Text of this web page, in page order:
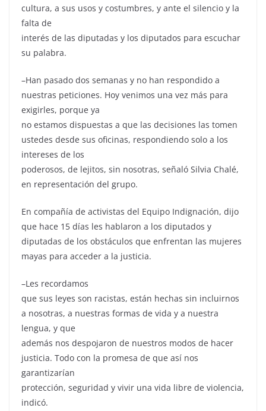
cultura, a sus usos y costumbres, y ante el silencio y la
falta de
interés de las diputadas y los diputados para escuchar
su palabra.
–Han pasado dos semanas y no han respondido a
nuestras peticiones. Hoy venimos una vez más para
exigirles, porque ya
no estamos dispuestas a que las decisiones las tomen
ustedes desde sus oficinas, respondiendo solo a los
intereses de los
poderosos, de lejitos, sin nosotras, señaló Silvia Chalé,
en representación del grupo.
En compañía de activistas del Equipo Indignación, dijo
que hace 15 días les hablaron a los diputados y
diputadas de los obstáculos que enfrentan las mujeres
mayas para acceder a la justicia.
–Les recordamos
que sus leyes son racistas, están hechas sin incluirnos
a nosotras, a nuestras formas de vida y a nuestra
lengua, y que
además nos despojaron de nuestros modos de hacer
justicia. Todo con la promesa de que así nos
garantizarían
protección, seguridad y vivir una vida libre de violencia,
indicó.